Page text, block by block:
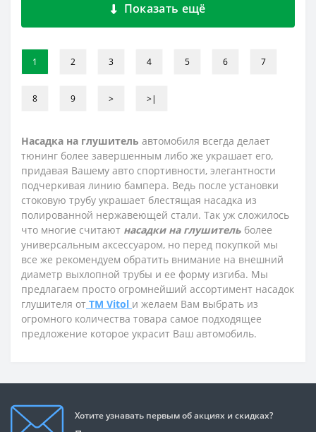
Показать ещё
1 2 3 4 5 6 7
8 9 > >|
Насадка на глушитель автомобиля всегда делает
тюнинг более завершенным либо же украшает его,
придавая Вашему авто спортивности, элегантности
подчеркивая линию бампера. Ведь после установки
стоковую трубу украшает блестящая насадка из
полированной нержавеющей стали. Так уж сложилось
что многие считают насадки на глушитель более
универсальным аксессуаром, но перед покупкой мы
все же рекомендуем обратить внимание на внешний
диаметр выхлопной трубы и ее форму изгиба. Мы
предлагаем просто огромнейший ассортимент насадок
глушителя от ТМ Vitol и желаем Вам выбрать из
огромного количества товара самое подходящее
предложение которое украсит Ваш автомобиль.
Хотите узнавать первым об акциях и скидках?